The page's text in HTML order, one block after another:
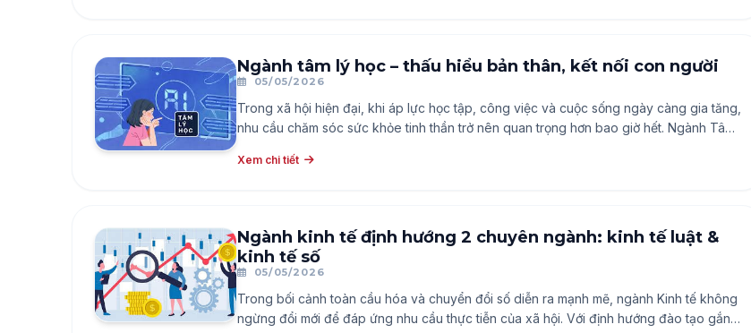
Ngành tâm lý học – thấu hiểu bản thân, kết nối con người
05/05/2026
Trong xã hội hiện đại, khi áp lực học tập, công việc và cuộc sống ngày càng gia tăng,
nhu cầu chăm sóc sức khỏe tinh thần trở nên quan trọng hơn bao giờ hết. Ngành Tâm
phần nâng cao chất lượng cuộc sống và xây dựng cộng đồng khỏe mạnh, hạnh phúc.
Xem chi tiết
Ngành kinh tế định hướng 2 chuyên ngành: kinh tế luật &
kinh tế số
05/05/2026
Trong bối cảnh toàn cầu hóa và chuyển đổi số diễn ra mạnh mẽ, ngành Kinh tế không
ngừng đổi mới để đáp ứng nhu cầu thực tiễn của xã hội. Với định hướng đào tạo gắn